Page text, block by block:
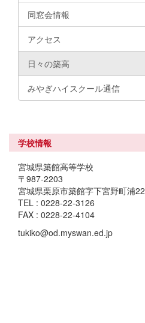
同窓会情報
アクセス
日々の築高
みやぎハイスクール通信
学校情報
宮城県築館高等学校
〒987-2203
宮城県栗原市築館字下宮野町浦22
TEL : 0228-22-3126
FAX : 0228-22-4104
tukiko@od.myswan.ed.jp